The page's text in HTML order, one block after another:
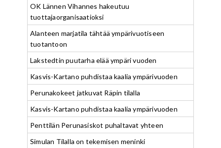
OK Lännen Vihannes hakeutuu
tuottajaorganisaatioksi
Alanteen marjatila tähtää ympärivuotiseen
tuotantoon
Lakstedtin puutarha elää ympäri vuoden
Kasvis-Kartano puhdistaa kaalia ympärivuoden
Perunakokeet jatkuvat Räpin tilalla
Kasvis-Kartano puhdistaa kaalia ympärivuoden
Penttilän Perunasiskot puhaltavat yhteen
Simulan Tilalla on tekemisen meninki